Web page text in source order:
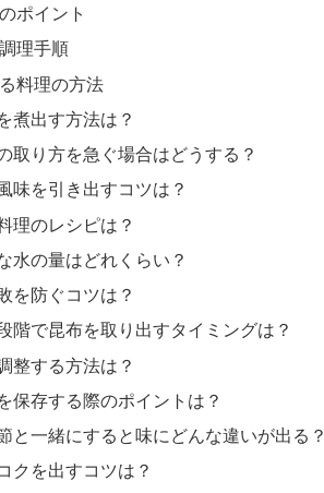
ポイント
理手順
料理の方法
煮出す方法は？
取り方を急ぐ場合はどうする？
味を引き出すコツは？
理のレシピは？
水の量はどれくらい？
を防ぐコツは？
階で昆布を取り出すタイミングは？
整する方法は？
保存する際のポイントは？
と一緒にすると味にどんな違いが出る？
クを出すコツは？